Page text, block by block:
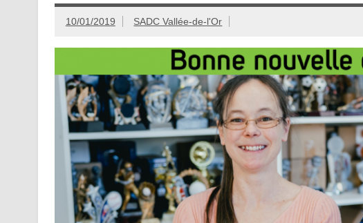
10/01/2019 SADC Vallée-de-l'Or